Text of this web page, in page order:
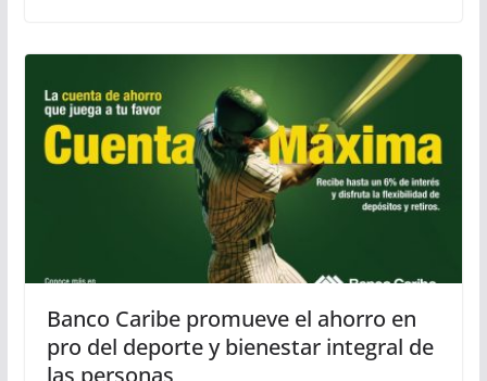
Banco Caribe promueve el ahorro en
pro del deporte y bienestar integral de